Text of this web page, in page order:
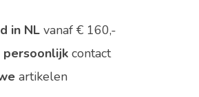
in NL vanaf € 160,-
persoonlijk contact
artikelen